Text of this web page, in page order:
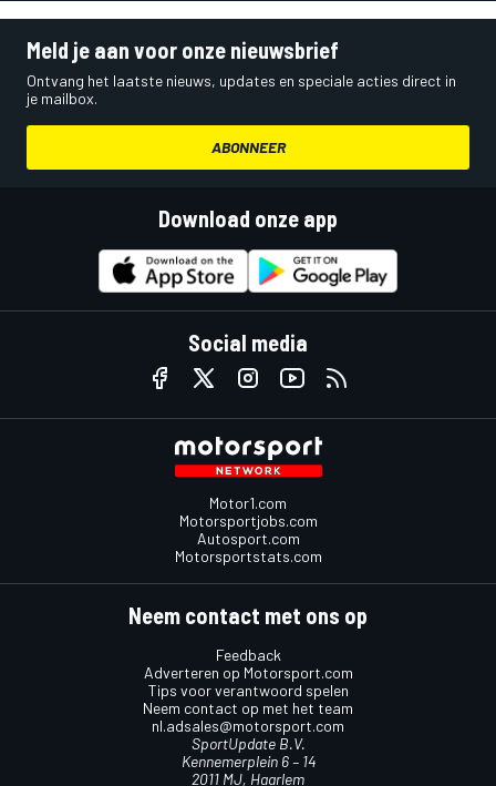
Meld je aan voor onze nieuwsbrief
Ontvang het laatste nieuws, updates en speciale acties direct in
je mailbox.
ABONNEER
Download onze app
Social media
Motor1.com
Motorsportjobs.com
Autosport.com
Motorsportstats.com
Neem contact met ons op
Feedback
Adverteren op Motorsport.com
Tips voor verantwoord spelen
Neem contact op met het team
nl.adsales@motorsport.com
SportUpdate B.V.
Kennemerplein 6 – 14
2011 MJ, Haarlem